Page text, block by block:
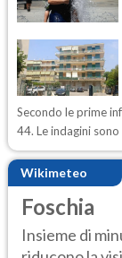
Secondo le prime
44. Le indagini
Wikimeteo
Foschia
Insieme di